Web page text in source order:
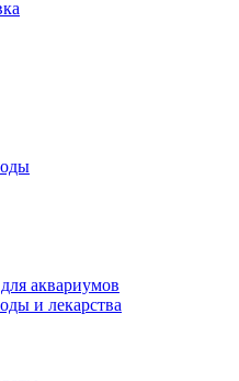
аквариумов
и лекарства